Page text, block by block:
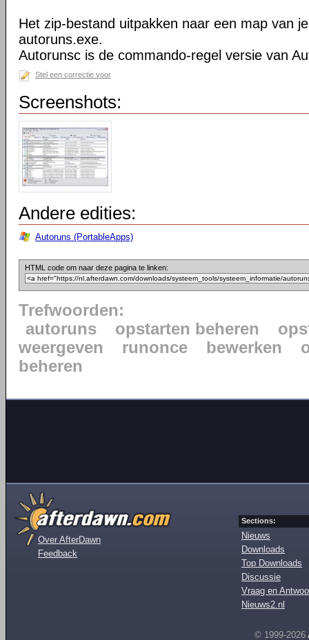
Het zip-bestand uitpakken naar een map van
autoruns.exe.
Autorunsc is de commando-regel versie van
Stel een correctie voor
Screenshots:
Andere edities:
Autoruns (PortableApps)
HTML code om naar deze pagina te linken:
Trefwoorden:
autoruns
opstarten beheren
weergeven
runonce bewerken
beheren
Over AfterDawn
Feedback
Sections:
Nieuws
Downloads
Top Downloads
Discussie
Vraag en
Nieuws2.nl
© 1999-2026